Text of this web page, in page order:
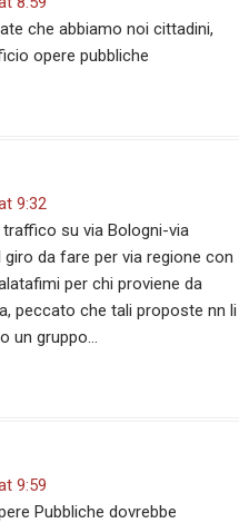
che abbiamo noi cittadini,
opere pubbliche
9:32
su via Bologni-via
da fare per via regione con
per chi proviene da
peccato che tali proposte nn li
un gruppo…
9:59
Pubbliche dovrebbe